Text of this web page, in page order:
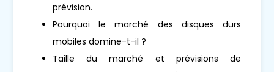
prévision.
Pourquoi le marché des disques durs
mobiles domine-t-il ?
Taille du marché et prévisions de